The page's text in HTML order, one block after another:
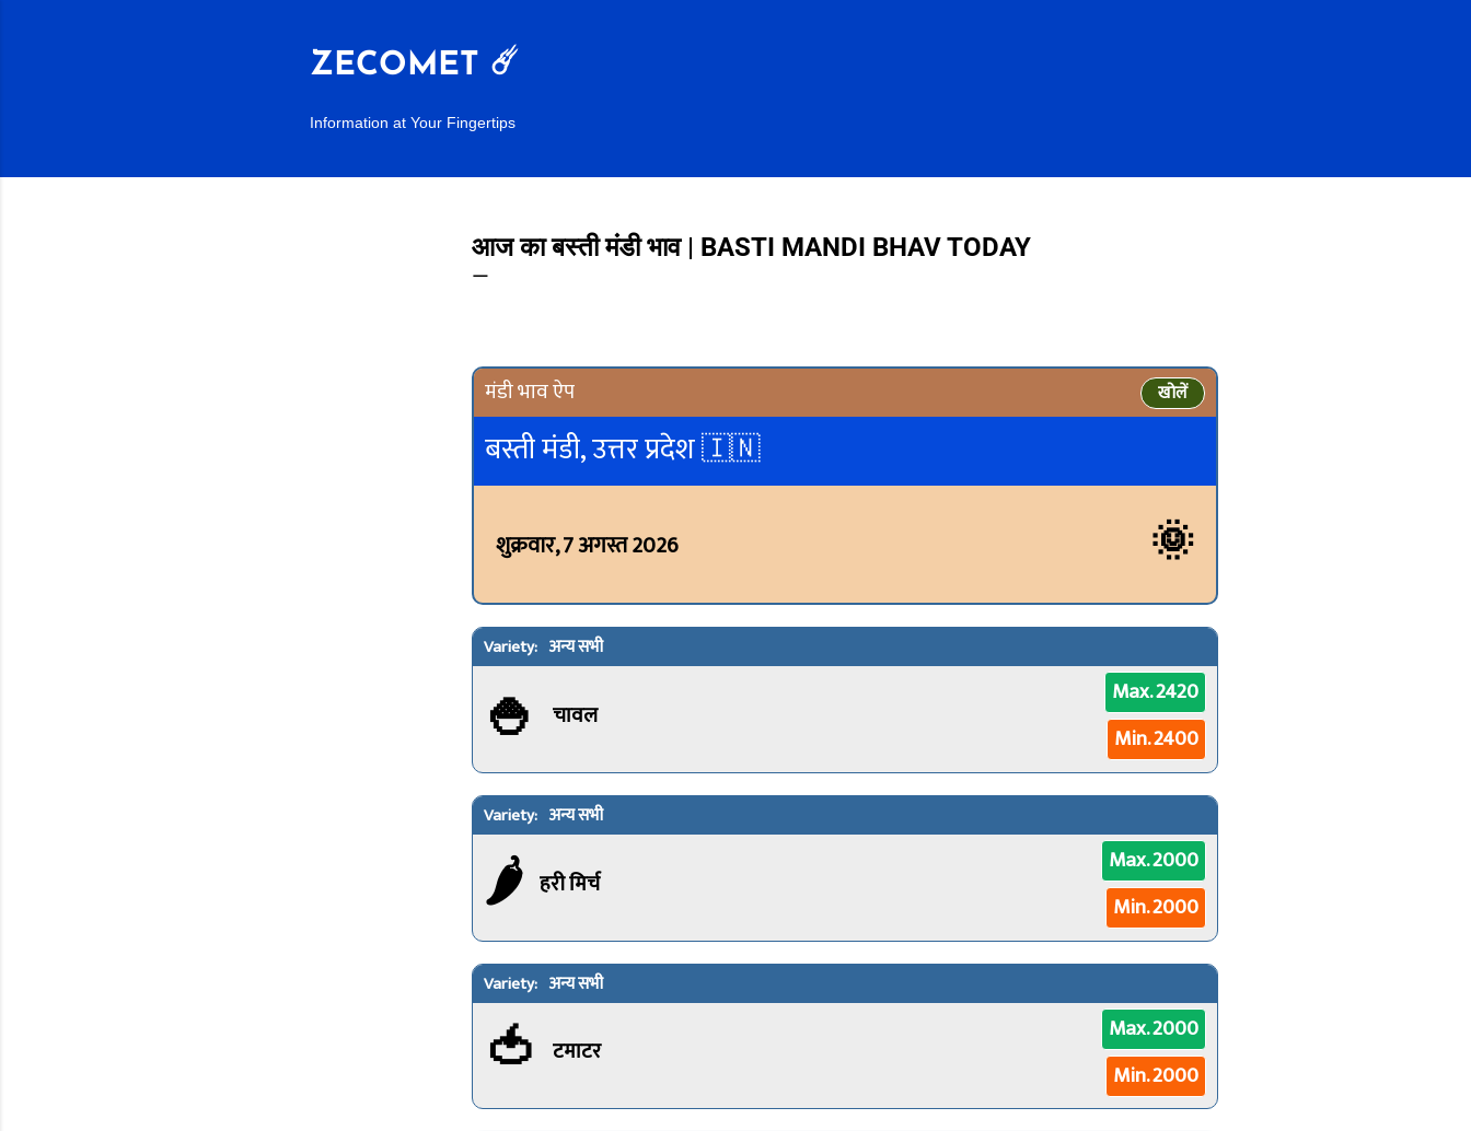
ZECOMET ☄️
Information at Your Fingertips
आज का बस्ती मंडी भाव | BASTI MANDI BHAV TODAY
मंडी भाव ऐप खोलें
बस्ती मंडी, उत्तर प्रदेश 🇮🇳
शुक्रवार, 7 अगस्त 2026 🌞
अन्य सभी
🍚 चावल
Max. 2420
Min. 2400
अन्य सभी
🌶️ हरी मिर्च
Max. 2000
Min. 2000
अन्य सभी
🍅 टमाटर
Max. 2000
Min. 2000